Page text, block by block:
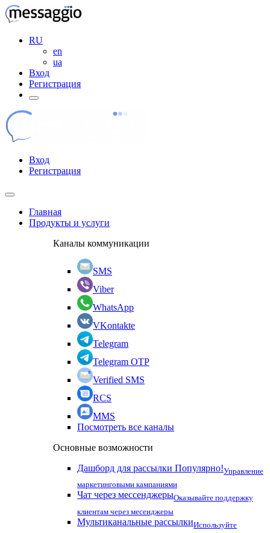
RU
en
ua
Вход
Регистрация
Вход
Регистрация
Главная
Продукты и услуги
Каналы коммуникации
SMS
Viber
WhatsApp
VKontakte
Telegram
Telegram OTP
Verified SMS
RCS
MMS
Посмотреть все каналы
Основные возможности
Дашборд для рассылки Популярно!Управление
маркетинговыми кампаниями
Чат через мессенджерыОказывайте поддержку
клиентам через месенджеры
Мультиканальные рассылкиИспользуйте